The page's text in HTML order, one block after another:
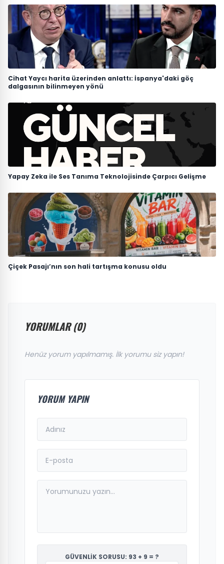
Cihat Yaycı harita üzerinden anlattı: İspanya'daki göç
dalgasının bilinmeyen yönü
Yapay Zeka ile Ses Tanıma Teknolojisinde Çarpıcı Gelişme
Çiçek Pasajı’nın son hali tartışma konusu oldu
YORUMLAR (0)
Henüz yorum yapılmamış. İlk yorumu siz yapın!
YORUM YAPIN
GÜVENLİK SORUSU: 93 + 9 = ?